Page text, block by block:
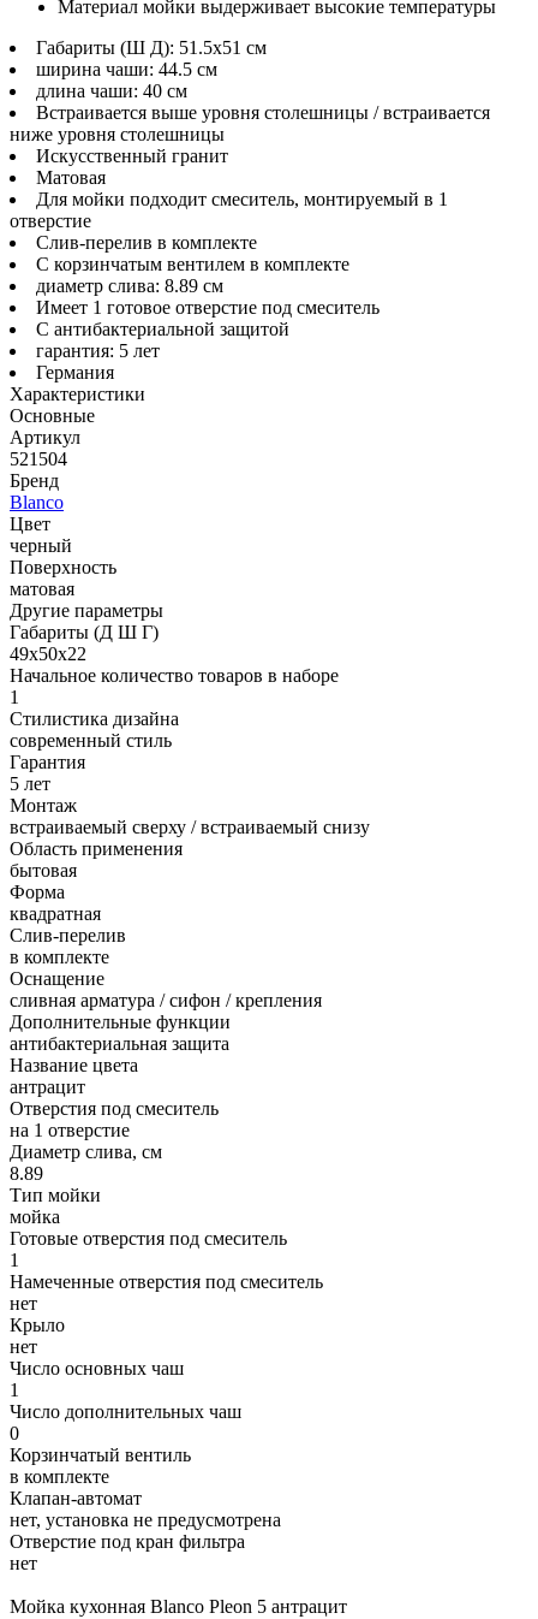
Материал мойки выдерживает высокие температуры
Габариты (Ш Д): 51.5x51 см
ширина чаши: 44.5 см
длина чаши: 40 см
Встраивается выше уровня столешницы / встраивается
ниже уровня столешницы
Искусственный гранит
Матовая
Для мойки подходит смеситель, монтируемый в 1
отверстие
Слив-перелив в комплекте
С корзинчатым вентилем в комплекте
диаметр слива: 8.89 см
Имеет 1 готовое отверстие под смеситель
С антибактериальной защитой
гарантия: 5 лет
Германия
Характеристики
Основные
Артикул
521504
Бренд
Blanco
Цвет
черный
Поверхность
матовая
Другие параметры
Габариты (Д Ш Г)
49х50х22
Начальное количество товаров в наборе
1
Стилистика дизайна
современный стиль
Гарантия
5 лет
Монтаж
встраиваемый сверху / встраиваемый снизу
Область применения
бытовая
Форма
квадратная
Слив-перелив
в комплекте
Оснащение
сливная арматура / сифон / крепления
Дополнительные функции
антибактериальная защита
Название цвета
антрацит
Отверстия под смеситель
на 1 отверстие
Диаметр слива, см
8.89
Тип мойки
мойка
Готовые отверстия под смеситель
1
Намеченные отверстия под смеситель
нет
Крыло
нет
Число основных чаш
1
Число дополнительных чаш
0
Корзинчатый вентиль
в комплекте
Клапан-автомат
нет, установка не предусмотрена
Отверстие под кран фильтра
нет
Мойка кухонная Blanco Pleon 5 антрацит